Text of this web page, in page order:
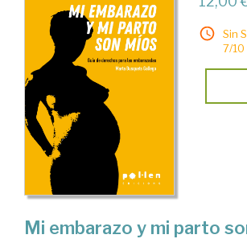
Sin
7/10
Mi embarazo y mi parto